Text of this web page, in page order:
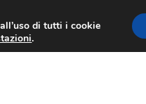
TERMOVALORIZZATORI
di tutti i cookie
.